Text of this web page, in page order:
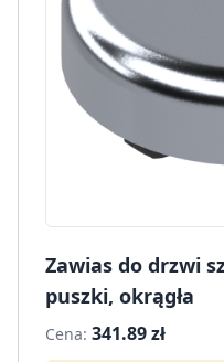
Zawias do drzwi
puszki, okrągła
Cena: 341.89 zł